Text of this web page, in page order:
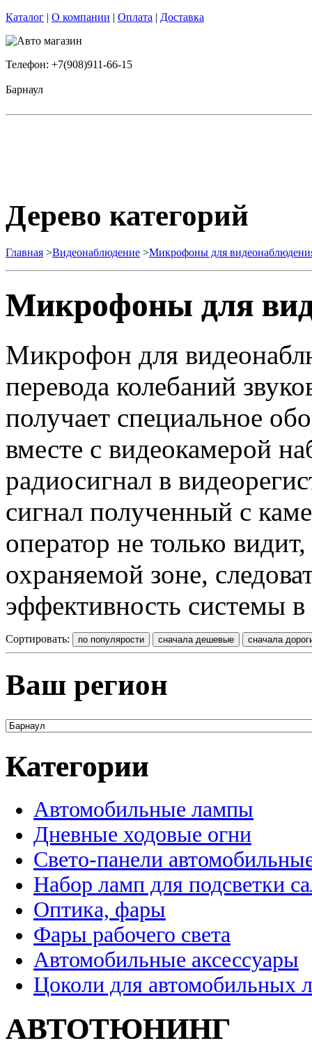
Каталог | О компании | Оплата | Доставка
Телефон: +7(908)911-66-15
Барнаул
Дерево категорий
Главная >Видеонаблюдение >Микрофоны для
Микрофоны для
Микрофон для
перевода колебаний
получает специальное
вместе с видеокамерой
радиосигнал в
сигнал полученный с
оператор не только
охраняемой зоне,
эффективность системы
Сортировать:
Ваш регион
Категории
Автомобильные лампы
Дневные ходовые огни
Свето-панели
Набор ламп для подсветки
Оптика, фары
Фары рабочего света
Автомобильные аксессуары
Цоколи для автомобильных
АВТОТЮНИНГ